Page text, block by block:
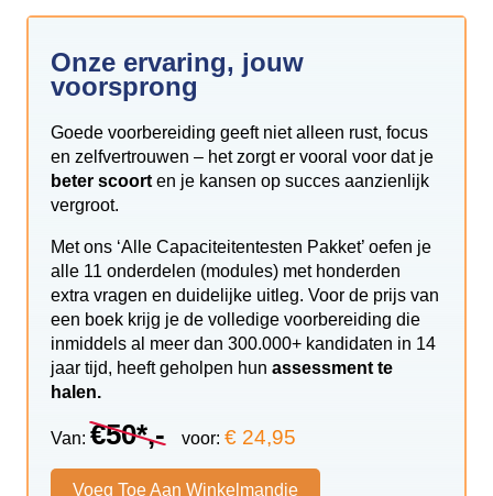
Onze ervaring, jouw
voorsprong
Goede voorbereiding geeft niet alleen rust, focus
en zelfvertrouwen – het zorgt er vooral voor dat je
beter scoort en je kansen op succes aanzienlijk
vergroot.
Met ons ‘Alle Capaciteitentesten Pakket’ oefen je
alle 11 onderdelen (modules) met honderden
extra vragen en duidelijke uitleg. Voor de prijs van
een boek krijg je de volledige voorbereiding die
inmiddels al meer dan 300.000+ kandidaten in 14
jaar tijd, heeft geholpen hun assessment te
halen.
Van: €50*,- voor: € 24,95
Voeg Toe Aan Winkelmandje